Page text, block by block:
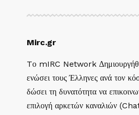
Mirc.gr
Tο mIRC Network
ενώσει τους Έλληνες ανά τον
δώσει τη δυνατότητα να
επιλογή αρκετών καναλιών